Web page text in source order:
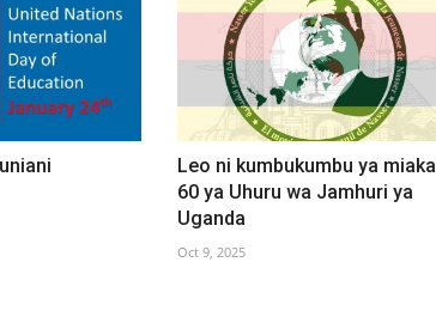
Leo ni kumbukumbu ya miaka
60 ya Uhuru wa Jamhuri ya
Uganda
Oct 9, 2025